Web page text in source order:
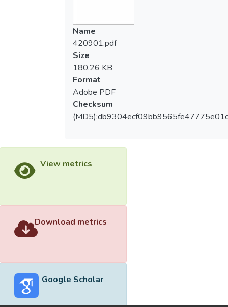
Name
420901.pdf
Size
180.26 KB
Format
Adobe PDF
Checksum
View metrics
Download metrics
Google Scholar